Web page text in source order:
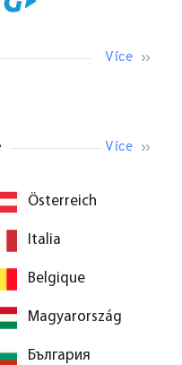
Österreich
Italia
Belgique
Magyarország
България